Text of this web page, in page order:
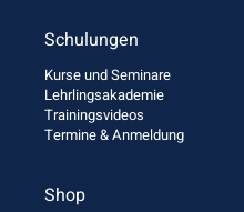
Schulungen
Kurse und Seminare
Lehrlingsakademie
Trainingsvideos
Termine & Anmeldung
Shop